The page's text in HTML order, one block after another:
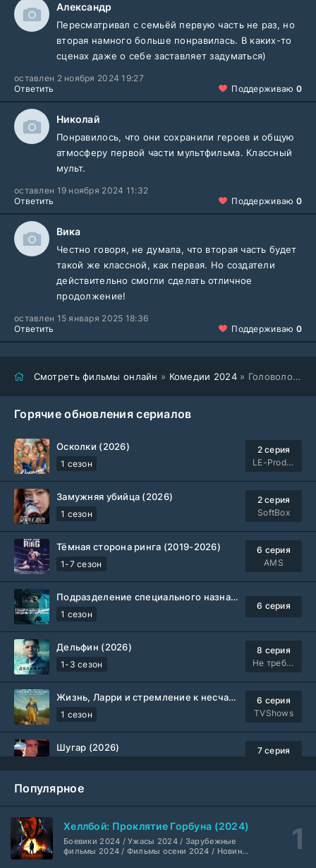
Александр
Пересматривал с семьёй первую часть не раз, но
вторая намного больше понравилась. В каких-то
сценах даже о себе заставляет задуматься)
оставлен 2 ноября 2024 19:27
Ответить
Поддерживаю 0
Николай
Понравилось, что они сохранили героев и общую
атмосферу первой части мультфильма. Классный
мульт.
оставлен 19 ноября 2024 11:32
Ответить
Поддерживаю 0
Вика
Честно говоря, не думала, что вторая часть будет
такой же классной, как первая. Но создатели
действительно смогли сделать отличное
продолжение!
оставлен 15 января 2025 18:36
Ответить
Поддерживаю 0
Смотреть фильмы онлайн » Комедии 2024» Головоломка 2 (2024)
Горячие обновления сериалов
Осколки (2026)
1 сезон
2 серия
LE-Production
Замужняя убийца (2026)
1 сезон
2 серия
SoftBox
Тёмная сторона ринга (2019-2026)
1-7 сезон
6 серия
AMS
Подразделение специального назначения (2026)
1 сезон
6 серия
Дельфин (2026)
1-3 сезон
8 серия
Не требуется
Жизнь, Ларри и стремление к несчастью: Почти история Америки (2026)
1 сезон
6 серия
TVShows
Шугар (2026)
7 серия
Укрытие (2026)
Мыс страха (2026)
Популярное
Хеллбой: Проклятие Горбуна (2024)
Боевики 2024 / Ужасы 2024 / Зарубежные
фильмы 2024 / Фильмы осени 2024 / Новинки